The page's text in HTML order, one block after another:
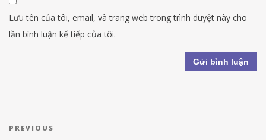
Lưu tên của tôi, email, và trang web trong trình duyệt này cho
lần bình luận kế tiếp của tôi.
Điều hướng bài viết
Previous Post
PREVIOUS